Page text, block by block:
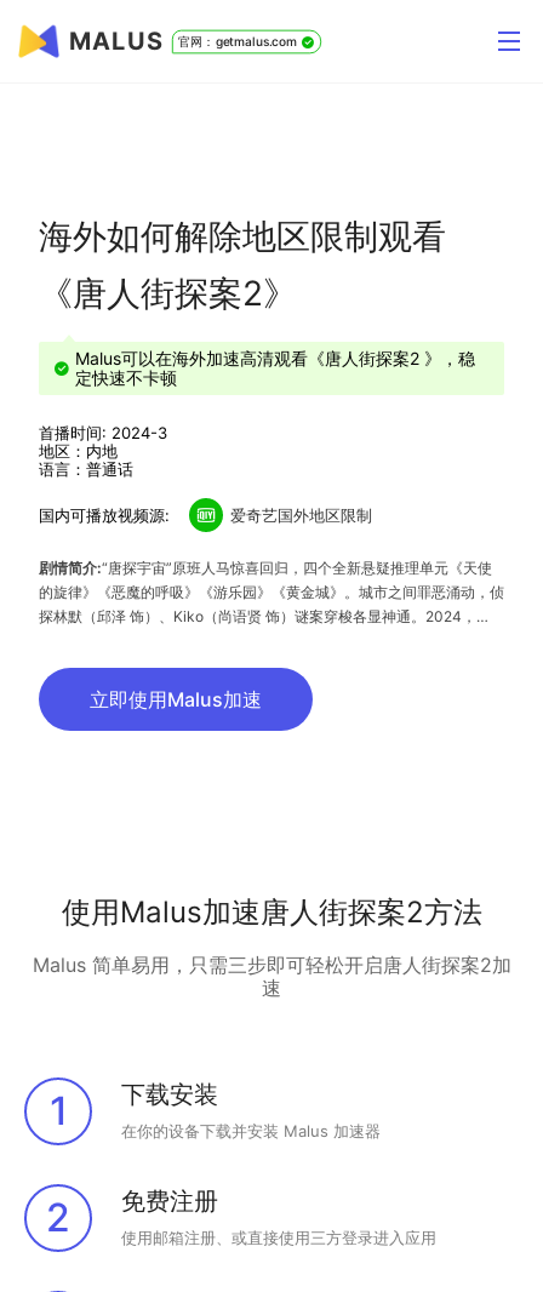
MALUS 官网：getmalus.com
海外如何解除地区限制观看
《唐人街探案2》
Malus可以在海外加速高清观看《唐人街探案2 》，稳
定快速不卡顿
首播时间: 2024-3
地区：内地
语言：普通话
国内可播放视频源: 爱奇艺国外地区限制
剧情简介:“唐探宇宙”原班人马惊喜回归，四个全新悬疑推理单元《天使
的旋律》《恶魔的呼吸》《游乐园》《黄金城》。城市之间罪恶涌动，侦
探林默（邱泽 饰）、Kiko（尚语贤 饰）谜案穿梭各显神通。2024，
立即使用Malus加速
使用Malus加速唐人街探案2方法
Malus 简单易用，只需三步即可轻松开启唐人街探案2加
速
1 下载安装
在你的设备下载并安装 Malus 加速器
2 免费注册
使用邮箱注册、或直接使用三方登录进入应用